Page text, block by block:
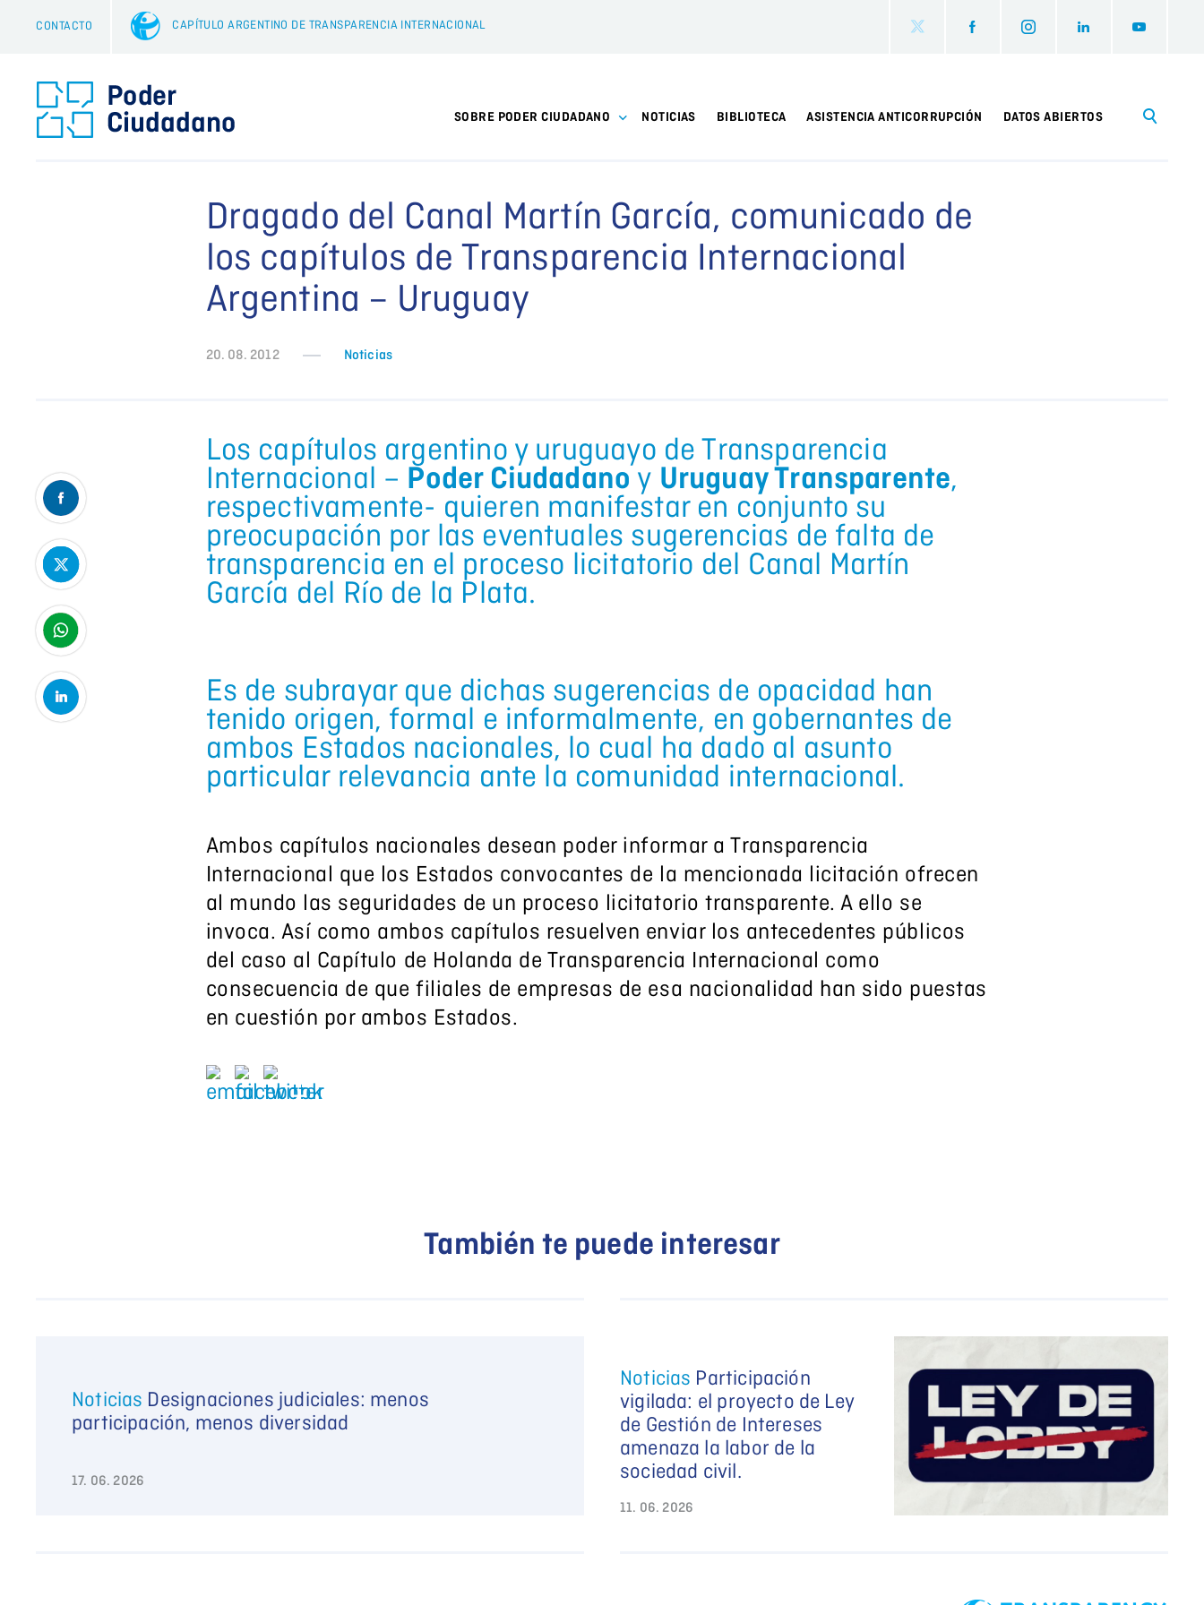
CONTACTO CAPÍTULO ARGENTINO DE TRANSPARENCIA INTERNACIONAL
SOBRE PODER CIUDADANO NOTICIAS BIBLIOTECA ASISTENCIA ANTICORRUPCIÓN DATOS ABIERTOS
Dragado del Canal Martín García, comunicado de
los capítulos de Transparencia Internacional
Argentina – Uruguay
20. 08. 2012 Noticias
Los capítulos argentino y uruguayo de Transparencia
Internacional – Poder Ciudadano y Uruguay Transparente,
respectivamente- quieren manifestar en conjunto su
preocupación por las eventuales sugerencias de falta de
transparencia en el proceso licitatorio del Canal Martín
García del Río de la Plata.
Es de subrayar que dichas sugerencias de opacidad han
tenido origen, formal e informalmente, en gobernantes de
ambos Estados nacionales, lo cual ha dado al asunto
particular relevancia ante la comunidad internacional.
Ambos capítulos nacionales desean poder informar a Transparencia
Internacional que los Estados convocantes de la mencionada licitación ofrecen
al mundo las seguridades de un proceso licitatorio transparente. A ello se
invoca. Así como ambos capítulos resuelven enviar los antecedentes públicos
del caso al Capítulo de Holanda de Transparencia Internacional como
consecuencia de que filiales de empresas de esa nacionalidad han sido puestas
en cuestión por ambos Estados.
Palabras clave: Dragado del Canal Martín García
Transparency International Uruguay
También te puede interesar
Noticias Designaciones judiciales: menos
participación, menos diversidad
17. 06. 2026
Noticias Participación
vigilada: el proyecto de Ley
de Gestión de Intereses
amenaza la labor de la
sociedad civil.
11. 06. 2026